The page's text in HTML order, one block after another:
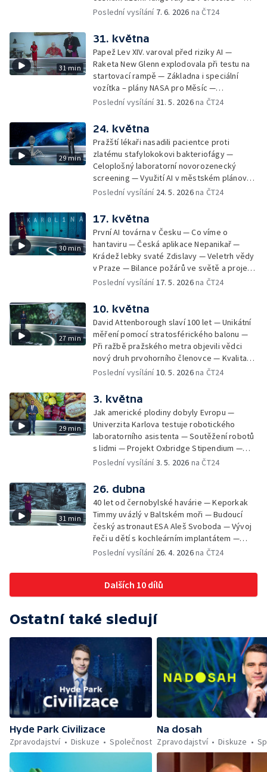
Vejmělky — Letní slunovrat
Archeologické léto — Novorozenecký
rozšiřovat — Výzkum léku na mozkový nádor
DIPG u dětí — Stále větší kroupy kvůli
klimatické změně — Motýlí půlhodinka —
Hmyz roku 2026: kudlanka — První
paraastronaut by se měl podívat na
oběžnou dráhu — Nanoplasty mohou
narušovat ochrannou vrstvu plic — Věda
Argus s 20 končetinami a 20 "očima"
Poslední vysílání 7. 6. 2026 na ČT24
31 min
31. května
Papež Lev XIV. varoval před riziky AI —
Raketa New Glenn explodovala při testu na
startovací rampě — Základna i speciální
vozítka – plány NASA pro Měsíc —
Meteorologové upravili barvy na teplotních
přibývá, díky vědě ale ubývá tragédií —
Zemřel Toman Brod — Zájem o posilující
dávky vakcín mezi Čechy klesá — Hyde Park
Civilizace: Andrea Ghez — Repelenty proti
komárům je můžou paradoxně přitahovat —
65 let od vyhlášení programu Apollo — Proč
má T. rex tak krátké horní končetiny
Poslední vysílání31. 5. 2026na ČT24
29 min
24. května
Pražští lékaři nasadili pacientce proti
zlatému stafylokokovi bakteriofágy —
Celoplošný laboratorní novorozenecký
screening — Využití AI v městském plánování
— ChatGPT Plus na Maltě pro všechny
korálové útesy — Tropické dny v květnu —
Následky a likvidace havárie v Černobylu —
Hyde Park Civilizace: Timothy Snyder — Věda
kolem nás: bílá barva bříz — Soutěž snímků
Mléčné dráhy
Poslední vysílání 24. 5. 2026na ČT24
30 min
17. května
První AI továrna v Česku — Co víme o
hantaviru — Česká aplikace Nepanikař —
Krádež lebky svaté Zdislavy — Veletrh vědy
v Praze — Bilance požárů ve světě a projevy
klimatických změn — Šíření nebezpečných
Na dosah — Věda online — Věda kolem nás:
pylová alergie — Hyde Park Civilizace: řídicí
věž Letiště Václava Havla — Netradiční trik
štítovců, jak se bez námahy dostat k
potravě
Poslední vysílání17. 5. 2026na ČT24
27 min
10. května
David Attenborough slaví 100 let — Unikátní
měření pomocí stratosférického balonu —
Při ražbě pražského metra objevili vědci
nový druh prvohorního členovce — Kvalita
doplňků stravy — V krajině rychle přibývá
— Festival Maker Faire — Hyde Park
Civilizace: Peter Karl Jonason — Věda kolem
nás: lidský hlas — Proč stoletý David
Attenborough nemůže hrát deskové hry?
Poslední vysílání10. 5. 2026na ČT24
29 min
3. května
Jak americké plodiny dobyly Evropu —
Univerzita Karlova testuje robotického
laboratorního asistenta — Soutěžení robotů
s lidmi — Projekt Oxbridge Stipendium —
Evropa je druhý nejrychleji se oteplující
atomového věku — Akce Defence Research
Day na FEL ČVUT — Věda kolem nás: maraton
pod dvě hodiny — Hyde Park Civilizace:
Edvard Moser — Dvoubarevný humr
Poslední vysílání3. 5. 2026 na ČT24
31 min
26. dubna
40 let od černobylské havárie — Keporkak
Timmy uvázlý v Baltském moři — Budoucí
český astronaut ESA Aleš Svoboda — Vývoj
řeči u dětí s kochleárním implantátem —
Podvody pomocí AI — Lego ve stratosféře
Poslední vysílání 26. 4. 2026na ČT24
Dalších 10 dílů
Ostatní také sledují
Hyde Park Civilizace
Zpravodajství
Diskuze Společnost
Na dosah
Zpravodajství
Diskuze